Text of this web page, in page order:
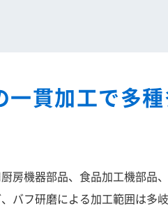
一貫加工で多
房機器部品、食品加工機部品
バフ研磨による加工範囲は多